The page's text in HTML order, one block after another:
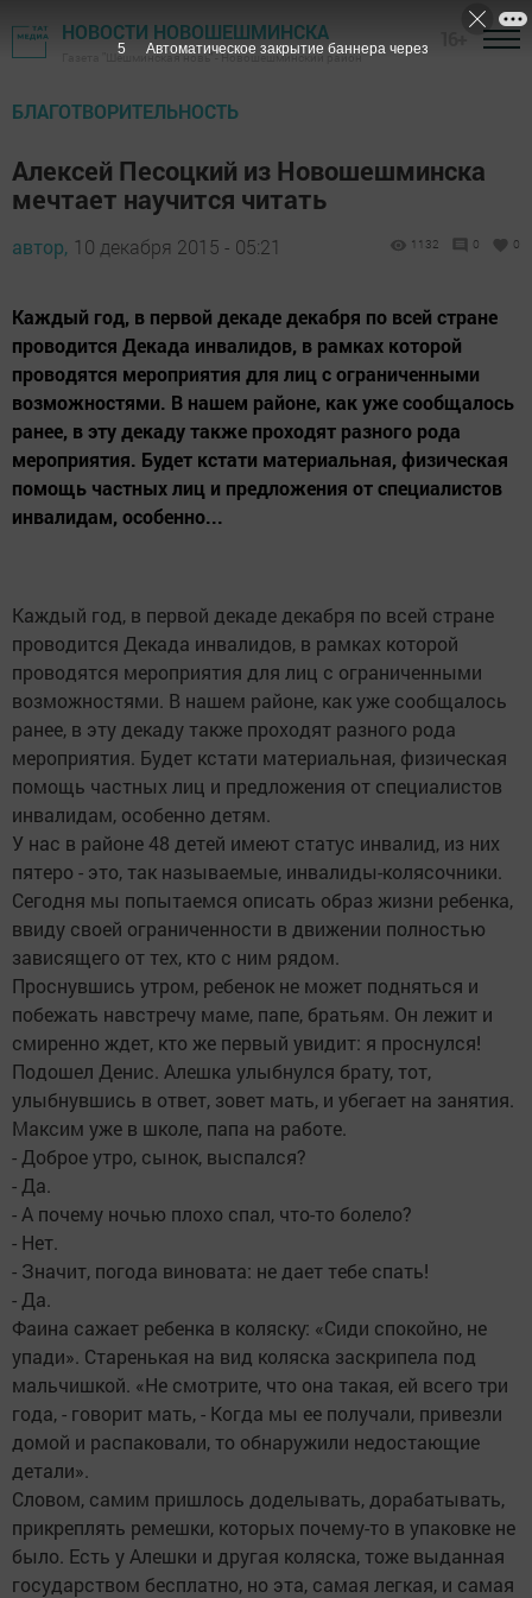
НОВОСТИ НОВОШЕШМИНСКА
Газета "Шешминская новь" - Новошешминский район
БЛАГОТВОРИТЕЛЬНОСТЬ
Алексей Песоцкий из Новошешминска
мечтает научится читать
автор, 10 декабря 2015 - 05:21 1132 0 0
Каждый год, в первой декаде декабря по всей стране
проводится Декада инвалидов, в рамках которой
проводятся мероприятия для лиц с ограниченными
возможностями. В нашем районе, как уже сообщалось
ранее, в эту декаду также проходят разного рода
мероприятия. Будет кстати материальная, физическая
помощь частных лиц и предложения от специалистов
инвалидам, особенно...
Каждый год, в первой декаде декабря по всей стране
проводится Декада инвалидов, в рамках которой
проводятся мероприятия для лиц с ограниченными
возможностями. В нашем районе, как уже сообщалось
ранее, в эту декаду также проходят разного рода
мероприятия. Будет кстати материальная, физическая
помощь частных лиц и предложения от специалистов
инвалидам, особенно детям.
У нас в районе 48 детей имеют статус инвалид, из них
пятеро - это, так называемые, инвалиды-колясочники.
Сегодня мы попытаемся описать образ жизни ребенка,
ввиду своей ограниченности в движении полностью
зависящего от тех, кто с ним рядом.
Проснувшись утром, ребенок не может подняться и
побежать навстречу маме, папе, братьям. Он лежит и
смиренно ждет, кто же первый увидит: я проснулся!
Подошел Денис. Алешка улыбнулся брату, тот,
улыбнувшись в ответ, зовет мать, и убегает на занятия.
Максим уже в школе, папа на работе.
- Доброе утро, сынок, выспался?
- Да.
- А почему ночью плохо спал, что-то болело?
- Нет.
- Значит, погода виновата: не дает тебе спать!
- Да.
Фаина сажает ребенка в коляску: «Сиди спокойно, не
упади». Старенькая на вид коляска заскрипела под
мальчишкой. «Не смотрите, что она такая, ей всего три
года, - говорит мать, - Когда мы ее получали, привезли
домой и распаковали, то обнаружили недостающие
детали».
Словом, самим пришлось доделывать, дорабатывать,
прикреплять ремешки, которых почему-то в упаковке не
было. Есть у Алешки и другая коляска, тоже выданная
государством бесплатно, но эта, самая легкая, и самая
4 Автоматическое закрытие баннера через